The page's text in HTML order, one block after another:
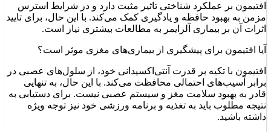
افتیمون بر عملکرد شناختی تاثیر مثبت دارد و در شرایط استرس
مزمن به بهبود حافظه و یادگیری کمک می‌کند. با این حال، برای تایید
اثرات آن بر بیماری آلزایمر به مطالعات بیشتری نیاز است.
آیا افتیمون برای پیشگیری از بیماری‌های مغزی موثر است؟
افتیمون با تکیه بر قدرت آنتی‌اکسیدانی خود، از سلول‌های عصبی در
برابر آسیب‌های احتمالی محافظت می‌کند. با این حال، به تنهایی
قادر به بهبود سلامت مغز و سیستم عصبی نیست. برای دستیابی به
نتیجه مطلوب باید به تغذیه و برنامه ورزشی خود نیز توجه ویژه
داشته باشید.